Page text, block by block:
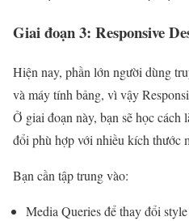
Giai đoạn 3: Responsive
Hiện nay, phần lớn người dùng
và máy tính bảng, vì vậy
Ở giai đoạn này, bạn sẽ học
đổi phù hợp với nhiều kích thước
Bạn cần tập trung vào:
Media Queries để thay đổi